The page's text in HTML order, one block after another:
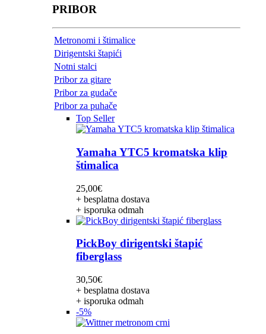
PRIBOR
Metronomi i štimalice
Dirigentski štapići
Notni stalci
Pribor za gitare
Pribor za gudače
Pribor za puhače
Top Seller
Yamaha YTC5 kromatska klip
štimalica
25,00€
+ besplatna dostava
+ isporuka odmah
PickBoy dirigentski štapić
fiberglass
30,50€
+ besplatna dostava
+ isporuka odmah
-5%